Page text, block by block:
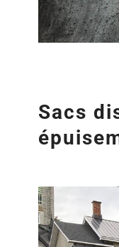
Sacs
Agrandir
l&apos;image